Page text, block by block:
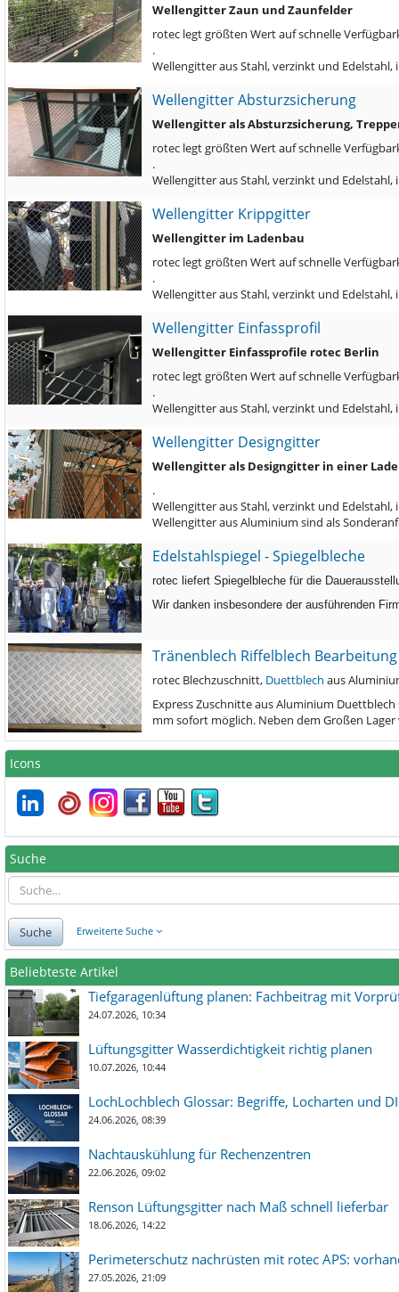
Wellengitter Zaun und Zaunfelder
rotec legt größten Wert auf schnelle
.
Wellengitter aus Stahl, verzinkt und
Wellengitter Absturzsicherung
Wellengitter als Absturzsicherung,
rotec legt größten Wert auf schnelle
.
Wellengitter aus Stahl, verzinkt und
Wellengitter Krippgitter
Wellengitter im Ladenbau
rotec legt größten Wert auf schnelle
.
Wellengitter aus Stahl, verzinkt und
Wellengitter Einfassprofil
Wellengitter Einfassprofile rotec Berlin
rotec legt größten Wert auf schnelle
.
Wellengitter aus Stahl, verzinkt und
Wellengitter Designgitter
Wellengitter als Designgitter in einer
.
Wellengitter aus Stahl, verzinkt und
Wellengitter aus Aluminium sind als
Edelstahlspiegel - Spiegelbleche
rotec liefert Spiegelbleche für die
Wir danken insbesondere der ausführenden
Tränenblech Riffelblech Bearbeitung
rotec Blechzuschnitt, Duettblech aus
Express Zuschnitte aus Aluminium
mm sofort möglich. Neben dem Großen
Icons
Suche
Suche Erweiterte Suche
Beliebteste Artikel
Tiefgaragenlüftung planen: Fachbeitrag mit
24.07.2026, 10:34
Lüftungsgitter Wasserdichtigkeit richtig planen
10.07.2026, 10:44
LochLochblech Glossar: Begriffe, Locharten und
24.06.2026, 08:39
Nachtauskühlung für Rechenzentren
22.06.2026, 09:02
Renson Lüftungsgitter nach Maß schnell lieferbar
18.06.2026, 14:22
Perimeterschutz nachrüsten mit rotec APS:
27.05.2026, 21:09